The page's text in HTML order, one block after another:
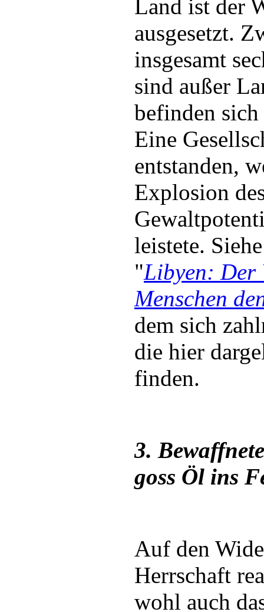
Land ist der
ausgesetzt.
insgesamt
sind außer
befinden
Eine
entstanden,
Explosion
leistete.
"Libyen: Der
Menschen
dem sich
die hier
finden.
3.
goss Öl ins
Auf den
Herrschaft
wohl auch